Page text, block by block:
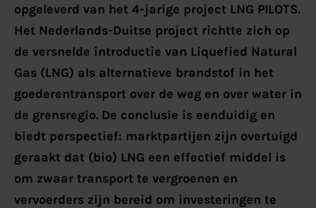
opgeleverd van het 4-jarige project LNG PILOTS.
Het Nederlands-Duitse project richtte zich op
de versnelde introductie van Liquefied Natural
Gas (LNG) als alternatieve brandstof in het
goederentransport over de weg en over water in
de grensregio. De conclusie is eenduidig en
biedt perspectief: marktpartijen zijn overtuigd
geraakt dat (bio) LNG een effectief middel is
om zwaar transport te vergroenen en
vervoerders zijn bereid om investeringen te